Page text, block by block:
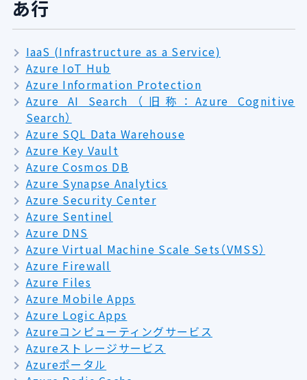
あ行
IaaS (Infrastructure as a Service)
Azure IoT Hub
Azure Information Protection
Azure AI Search （旧称：Azure Cognitive
Search）
Azure SQL Data Warehouse
Azure Key Vault
Azure Cosmos DB
Azure Synapse Analytics
Azure Security Center
Azure Sentinel
Azure DNS
Azure Virtual Machine Scale Sets（VMSS）
Azure Firewall
Azure Files
Azure Mobile Apps
Azure Logic Apps
Azureコンピューティングサービス
Azureストレージサービス
Azureポータル